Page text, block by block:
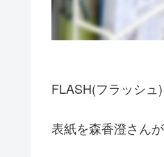
FLASH(フラッシ
表紙を森香澄さん